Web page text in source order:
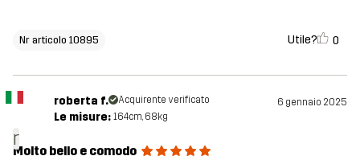
Nr articolo 10895 Utile? 0
r
roberta f. Acquirente verificato 6 gennaio 2025
Le misure: 164cm, 68kg
Molto bello e comodo